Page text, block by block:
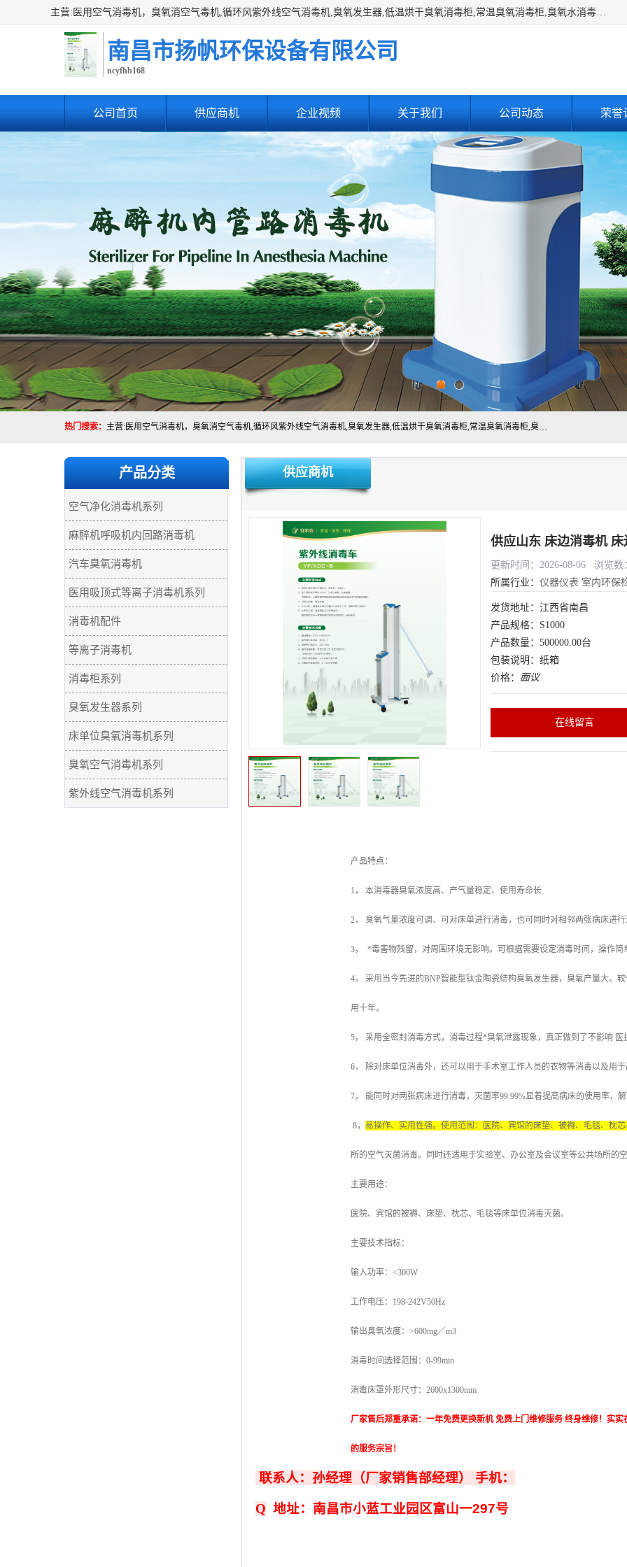
主营:医用空气消毒机，臭氧消空气毒机,循环风紫外线空气消毒机,臭氧发生器,低温烘干臭氧消毒柜,常温臭氧消毒柜,臭氧水消毒机,管道容器臭氧消毒机,内置式臭氧消毒机,外置式臭氧消毒机,床单位臭氧消毒器。医用工作服灭菌柜，医用拖鞋消毒柜,麻醉机内管路消毒机，呼吸机回路消毒机
南昌市扬帆环保设备有限公司
ncyfhb168
公司首页 供应商机 企业视频 关于我们 公司动态 荣誉
热门搜索： 主营:医用空气消毒机，臭氧消空气毒机,循环风紫外线空气消毒机,臭氧发生器,低温烘干臭氧消毒柜,常温臭氧消毒柜,臭氧水消毒机,管道容器臭氧消毒机,内置式臭氧消毒机,外置式臭氧消毒机,床单位臭氧消毒器。医用工作服灭菌柜，医用拖鞋消毒柜,麻醉机内管路消毒机，呼吸机回路消毒机
产品分类
空气净化消毒机系列
麻醉机呼吸机内回路消毒机
汽车臭氧消毒机
医用吸顶式等离子消毒机系列
消毒机配件
等离子消毒机
消毒柜系列
臭氧发生器系列
床单位臭氧消毒机系列
臭氧空气消毒机系列
紫外线空气消毒机系列
供应商机
供应山东 床边消毒机
更新时间：2026-08-06 浏览数
所属行业： 仪器仪表 室内环保
发货地址：江西省南昌
产品规格：S1000
产品数量：500000.00台
包装说明：纸箱
价格： 面议
在线留言
产品特点：
1 ， 本消毒器臭氧浓度高、产气量稳定、使用寿命长
2， 臭氧气量浓度可调、可对床单进行消毒，也可同时对相邻两张病床进
3， *毒害物残留，对周围环境无影响。可根据需要设定消毒时间，操作简
4， 采用当今先进的BNP智能型钛金陶瓷结构臭氧发生器，臭氧产量大。
用十年。
5， 采用全密封消毒方式，消毒过程*臭氧泄露现象，真正做到了不影响 医
6， 除对床单位消毒外，还可以用于手术室工作人员的衣物等消毒以及用
7， 能同时对两张病床进行消毒，灭菌率99.99%显着提高病床的使用率，
8， 易操作、实用性强。使用范围：医院、宾馆的床垫、被褥、毛毯、枕
所的空气灭菌消毒。同时还适用于实验室、办公室及会议室等公共场所的
主要用途：
医院、宾馆的被褥、床垫、枕芯、毛毯等床单位消毒灭菌。
主要技术指标：
输入功率： <300W
工作电压： 198-242V50Hz
输出臭氧浓度： >600mg／m3
消毒时间选择范围： 0-99min
消毒床罩外形尺寸： 2600x1300mm
厂家售后郑重承诺：一年免费更换新机 免费上门维修服务 终身维修！实
的服务宗旨！
联系人：孙经理（厂家销售部经理） 手机：
Q 地址：南昌市小蓝工业园区富山一297号